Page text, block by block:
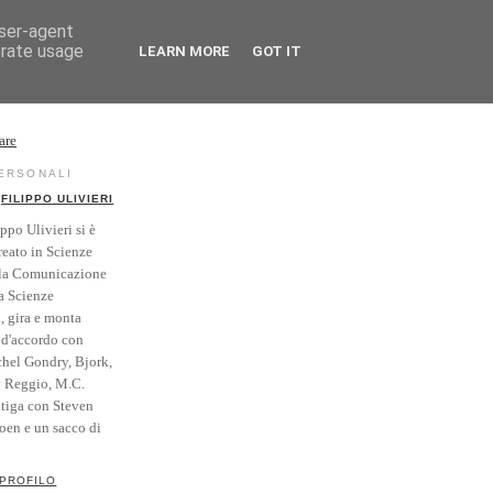
FILIPPO ULIVIERI
Ulivieri si è
in Scienze
Comunicazione
Scienze
gira e monta
con
Gondry, Bjork,
Reggio, M.C.
con Steven
e un sacco di
agent
usage
LEARN MORE GOT IT